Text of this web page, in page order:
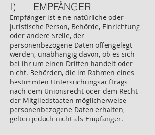
I) EMPFÄNGER
Empfänger ist eine natürliche oder
juristische Person, Behörde, Einrichtung
oder andere Stelle, der
personenbezogene Daten offengelegt
werden, unabhängig davon, ob es sich
bei ihr um einen Dritten handelt oder
nicht. Behörden, die im Rahmen eines
bestimmten Untersuchungsauftrags
nach dem Unionsrecht oder dem Recht
der Mitgliedstaaten möglicherweise
personenbezogene Daten erhalten,
gelten jedoch nicht als Empfänger.